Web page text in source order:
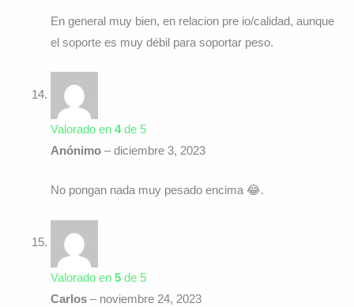
En general muy bien, en relacion pre io/calidad, aunque
el soporte es muy débil para soportar peso.
Valorado en 4de 5
Anónimo – diciembre 3, 2023
No pongan nada muy pesado encima 😂.
Valorado en 5de 5
Carlos – noviembre 24, 2023